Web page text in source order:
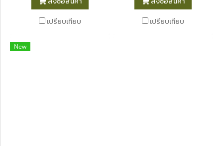
เปรียบเทียบ
เปรียบเทียบ
New